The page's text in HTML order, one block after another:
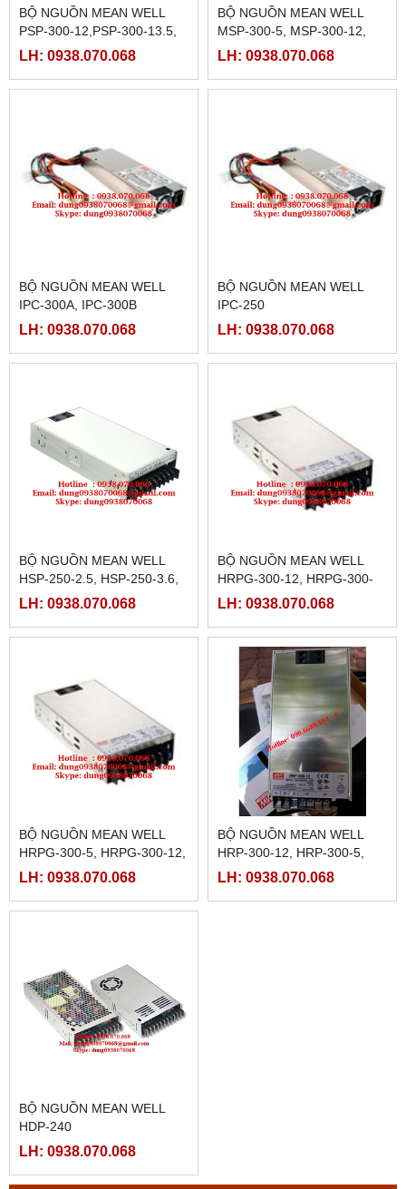
BỘ NGUỒN MEAN WELL
PSP-300-12,PSP-300-13.5,
PSP-300-27, PSP-300-
LH: 0938.070.068
BỘ NGUỒN MEAN WELL
MSP-300-5, MSP-300-12,
MSP-300-15, MSP-300-24,
LH: 0938.070.068
BỘ NGUỒN MEAN WELL
IPC-300A, IPC-300B
LH: 0938.070.068
BỘ NGUỒN MEAN WELL
IPC-250
LH: 0938.070.068
BỘ NGUỒN MEAN WELL
HSP-250-2.5, HSP-250-3.6,
HSP-250-5
LH: 0938.070.068
BỘ NGUỒN MEAN WELL
HRPG-300-12, HRPG-300-
15, HRPG-300-24, HRPG-
LH: 0938.070.068
BỘ NGUỒN MEAN WELL
HRPG-300-5, HRPG-300-12,
HRPG-300-15, HRPG-300-
LH: 0938.070.068
BỘ NGUỒN MEAN WELL
HRP-300-12, HRP-300-5,
HRP-300-15, HRP-300-24,
LH: 0938.070.068
BỘ NGUỒN MEAN WELL
HDP-240
LH: 0938.070.068